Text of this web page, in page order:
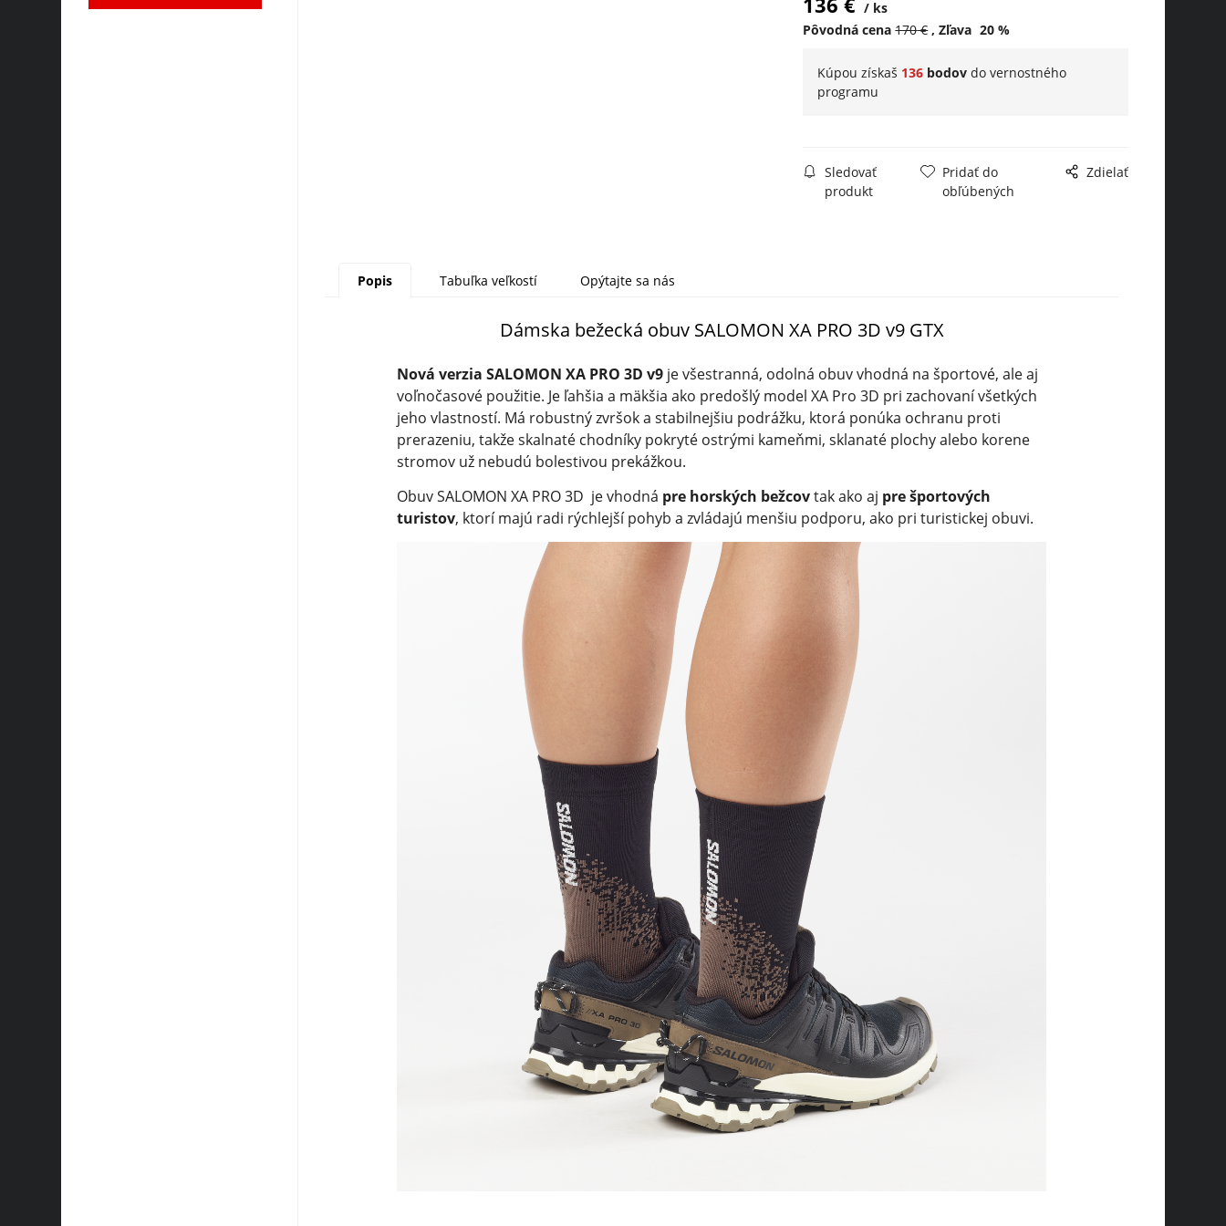
ks
Pôvodná cena 170€ Zľava 20 %
Kúpou získaš 136 bodov dovernostného
programu
Sledovať
produkt
Pridať do
obľúbených
Zdielať
Popis Tabuľka veľkostí Opýtajte sa nás
Dámska bežecká obuv SALOMON XA PRO 3D v9 GTX
Nová verzia SALOMON XA PRO 3D v9 je všestranná, odolná obuv vhodná na športové, ale aj
voľnočasové použitie. Je ľahšia a mäkšia ako predošlý model XA Pro 3D pri zachovaní všetkých
jeho vlastností. Má robustný zvršok a stabilnejšiu podrážku, ktorá ponúka ochranu proti
prerazeniu, takže skalnaté chodníky pokryté ostrými kameňmi, sklanaté plochy alebo korene
stromov už nebudú bolestivou prekážkou.
Obuv SALOMON XA PRO 3D je vhodná pre horských bežcovtak ako aj pre športových
turistov, ktorí majú radi rýchlejší pohyb a zvládajú menšiu podporu, ako pri turistickej obuvi.